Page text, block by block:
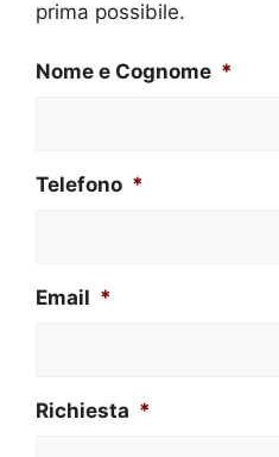
prima possibile.
Nome e Cognome *
Telefono *
Email *
Richiesta *